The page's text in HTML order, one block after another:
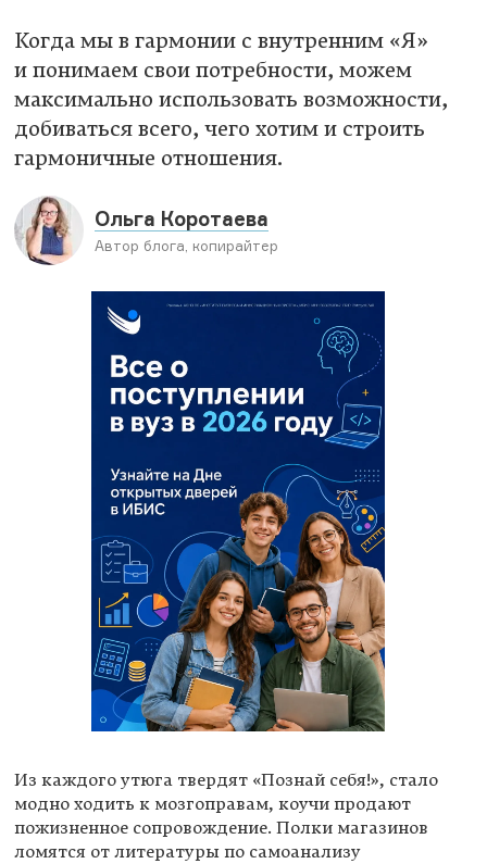
Когда мы в гармонии с внутренним «Я»
и понимаем свои потребности, можем
максимально использовать возможности,
добиваться всего, чего хотим и строить
гармоничные отношения.
Ольга Коротаева
Автор блога, копирайтер
Из каждого утюга твердят «Познай себя!», стало
модно ходить к мозгоправам, коучи продают
пожизненное сопровождение. Полки магазинов
ломятся от литературы по самоанализу